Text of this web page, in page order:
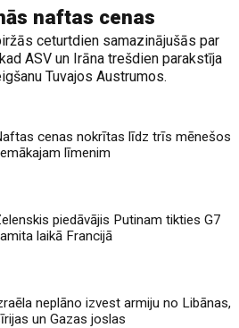
naftas cenas
ceturtdien samazinājušās par
ASV un Irāna trešdien parakstīja
Tuvajos Austrumos.
cenas nokrītas līdz trīs mēnešos
līmenim
piedāvājis Putinam tikties G7
laikā Francijā
neplāno izvest armiju no Libānas,
un Gazas joslas